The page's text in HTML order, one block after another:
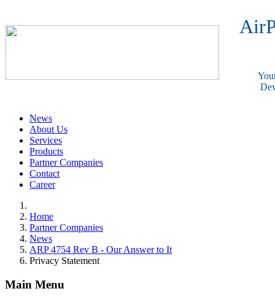
News
About Us
Services
Products
Partner Companies
Contact
Career
Home
Partner Companies
News
ARP 4754 Rev B - Our Answer to It
Privacy Statement
Main Menu